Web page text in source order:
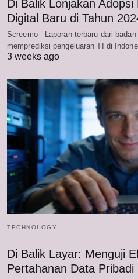
Di Balik Lonjakan
Digital Baru di Tahun
Screemo - Laporan terbaru dari
memprediksi pengeluaran TI di
3 weeks ago
TECHNOLOGY
Di Balik Layar: Menguji
Pertahanan Data Pribadi